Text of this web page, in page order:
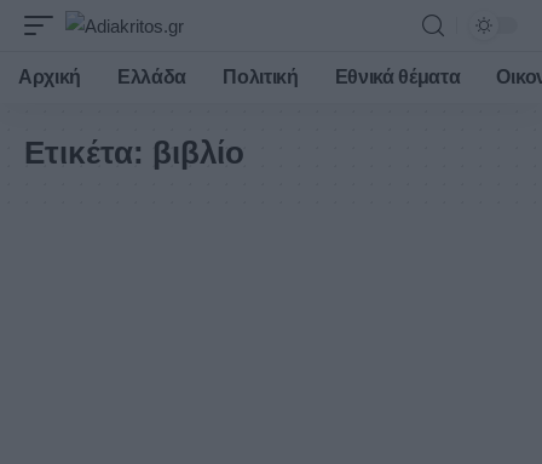
Αρχική Ελλάδα Πολιτική Εθνικά θέματα
Ετικέτα: βιβλίο